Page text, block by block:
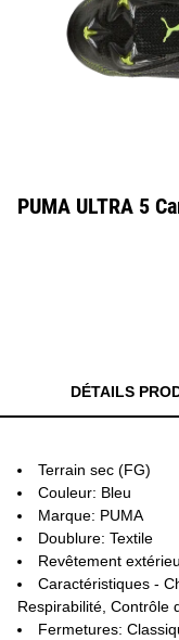
PUMA ULTRA 5
DÉTAILS
Terrain sec (FG)
Couleur: Bleu
Marque: PUMA
Doublure: Textile
Revêtement
Caractéristiques -
Respirabilité, Contrôle
Fermetures: